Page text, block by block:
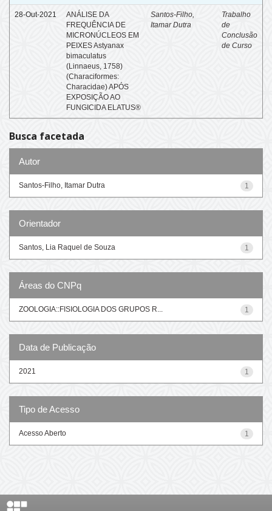
28-Out-2021
ANÁLISE DA
FREQUÊNCIA DE
MICRONÚCLEOS EM
PEIXES Astyanax
bimaculatus
(Linnaeus, 1758)
(Characiformes:
Characidae) APÓS
EXPOSIÇÃO AO
FUNGICIDA ELATUS®
Santos-Filho,
Itamar Dutra
Trabalho
de
Conclusão
de Curso
Busca facetada
Autor
1
Santos-Filho, Itamar Dutra
Orientador
1
Santos, Lia Raquel de Souza
Áreas do CNPq
1
ZOOLOGIA::FISIOLOGIA DOS GRUPOS R...
Data de Publicação
1
2021
Tipo de Acesso
1
Acesso Aberto